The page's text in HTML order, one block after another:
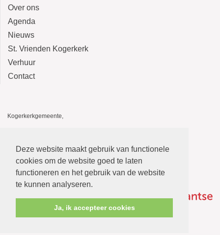
Deze website maakt gebruik van functionele
cookies om de website goed te laten
functioneren en het gebruik van de website
te kunnen analyseren.
Ja, ik accepteer cookies
Over ons
Agenda
Nieuws
St. Vrienden Kogerkerk
Verhuur
Contact
Kogerkerkgemeente,
De Stolp, Kerkstraat 12, 1541 HA Koog aan de Zaan
E-mail: kogerkerkgemeente@gmail.com